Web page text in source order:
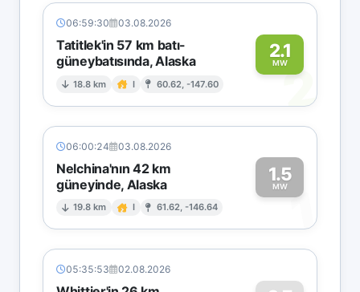
06:59:30 03.08.2026
Tatitlek'in 57 km batı-
güneybatısında, Alaska
18.8 km I 60.62, -147.60
2.1
MW2
06:00:24 03.08.2026
Nelchina'nın 42 km
güneyinde, Alaska
19.8 km I 61.62, -146.64
1.5
MW1
05:35:53 02.08.2026